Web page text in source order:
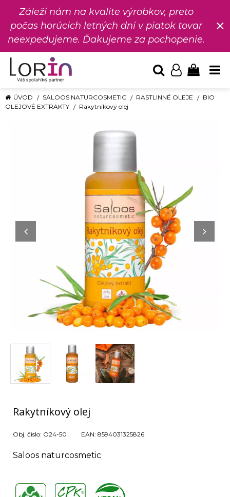
Záleží nám na kvalite výrobkov, preto
počas horúcich letných dní v piatok tovar
neexpedujeme. Ďakujeme za pochopenie.
×
ÚVOD SALOOS NATURCOSMETIC RASTLINNÉ OLEJE
BIO
OLEJOVÉ EXTRAKTY
Rakytníkový olej
Rakytníkový olej
Obj. čislo: O24-50 EAN: 8594031325826
Saloos naturcosmetic